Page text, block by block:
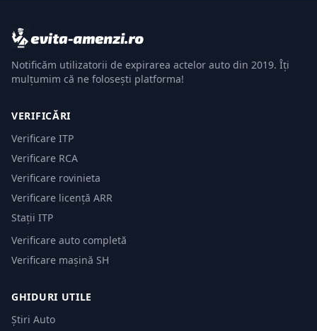
Notificăm utilizatorii de expirarea actelor auto din 2019. Îți
mulțumim că ne folosești platforma!
VERIFICĂRI
Verificare ITP
Verificare RCA
Verificare rovinieta
Verificare licență ARR
Stații ITP
Verificare auto completă
Verificare mașină SH
GHIDURI UTILE
Știri Auto